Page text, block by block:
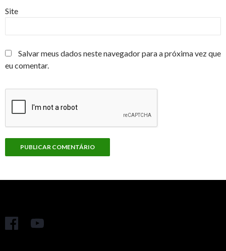
Site
Salvar meus dados neste navegador para a próxima vez que
eu comentar.